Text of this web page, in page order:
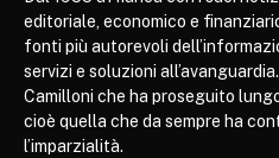
editoriale, economico e
fonti più autorevoli
servizi e soluzioni
Camilloni che ha proseguito
cioè quella che da sempre ha
l’imparzialità.